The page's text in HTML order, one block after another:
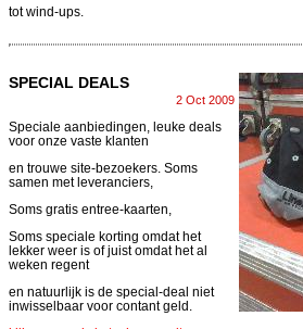
tot wind-ups.
SPECIAL DEALS
2 Oct 2009
Speciale aanbiedingen, leuke deals
voor onze vaste klanten
en trouwe site-bezoekers. Soms
samen met leveranciers,
Soms gratis entree-kaarten,
Soms speciale korting omdat het
lekker weer is of juist omdat het al
weken regent
en natuurlijk is de special-deal niet
inwisselbaar voor contant geld.